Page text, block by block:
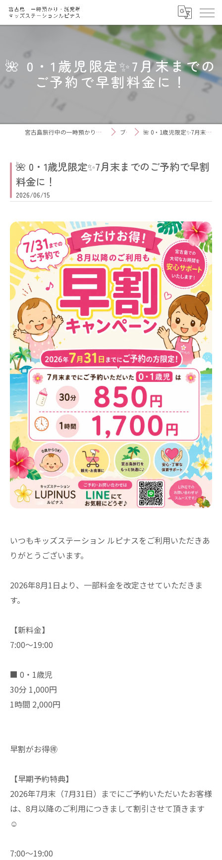
🌺 0・1歳児限定✨7月末までの
ご予約で早割料金に！
宮古島旅行中の一時預かりなら キッズステーション ルピナス ブログ 🌺 0・1歳児限定✨7月末までのご予約で早割料金に！
🌺 0・1歳児限定✨7月末までのご予約で早割
料金に！
2026/06/15
いつもキッズステーション ルピナスをご利用いただきあ
りがとうございます。
2026年8月1日より、一部料金を改定させていただきま
す。
【新料金】
7:00〜19:00
■ 0・1歳児
30分 1,000円
1時間 2,000円
早割がお得🉐
【早期予約特典】
2026年7月末（7月31日）までにご予約いただいたお客様
は、8月以降のご利用につきまして割引させて頂きます
☺︎
7:00〜19:00